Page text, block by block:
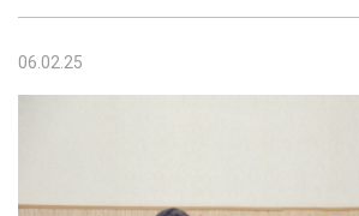
06.02.25